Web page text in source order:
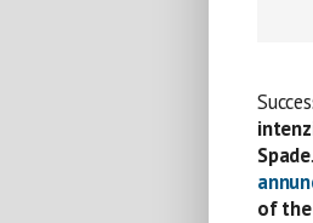
Spade
of